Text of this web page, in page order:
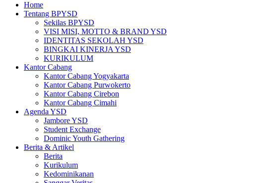
Home
Tentang BPYSD
Sekilas BPYSD
VISI MISI, MOTTO & BRAND YSD
IDENTITAS SEKOLAH YSD
BINGKAI KINERJA YSD
KURIKULUM
Kantor Cabang
Kantor Cabang Yogyakarta
Kantor Cabang Purwokerto
Kantor Cabang Cirebon
Kantor Cabang Cimahi
Agenda YSD
Jambore YSD
Student Exchange
Dominic Youth Gathering
Berita & Artikel
Berita
Kurikulum
Kedominikanan